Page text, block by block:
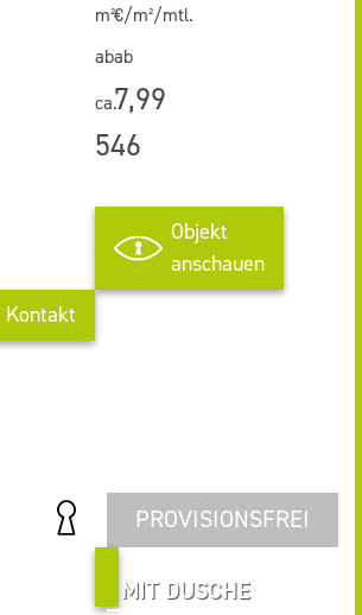
m²
ab
ca.
546
€/m²/mtl.
ab
7,99
Objekt
anschauen
Kontakt
PROVISIONSFREI
MIT DUSCHE